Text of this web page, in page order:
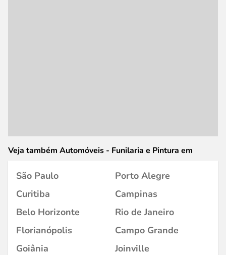
Veja também Automóveis - Funilaria e Pintura em
São Paulo
Porto Alegre
Curitiba
Campinas
Belo Horizonte
Rio de Janeiro
Florianópolis
Campo Grande
Goiânia
Joinville